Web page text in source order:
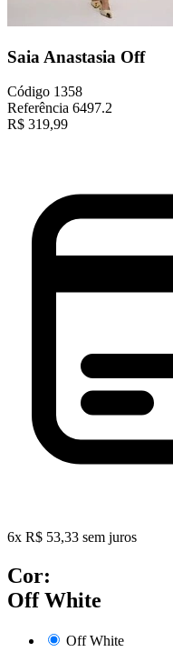
Saia Anastasia Off
Código 1358
Referência 6497.2
R$ 319,99
6x R$ 53,33 sem juros
Cor:
Off White
Off White